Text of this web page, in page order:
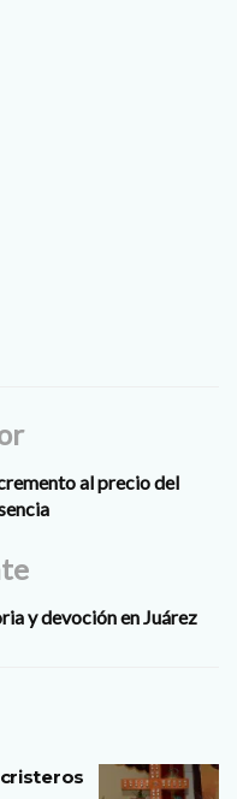
al precio del
y devoción en Juárez